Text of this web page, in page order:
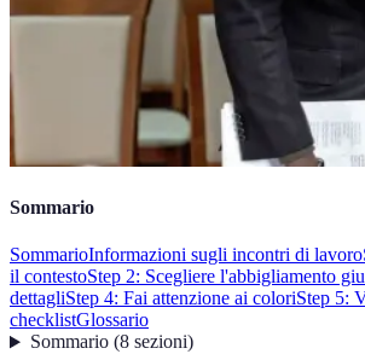
Sommario
SommarioInformazioni sugli incontri di lavoro
il contestoStep 2: Scegliere l'abbigliamento
dettagliStep 4: Fai attenzione ai coloriStep 5:
checklistGlossario
Sommario(8 sezioni)